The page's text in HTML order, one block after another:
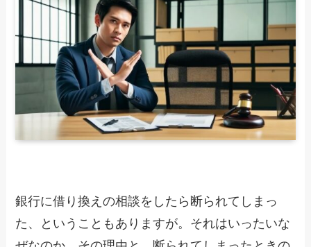
銀行に借り換えの相談をしたら断られてしまっ
た、ということもありますが。それはいったいな